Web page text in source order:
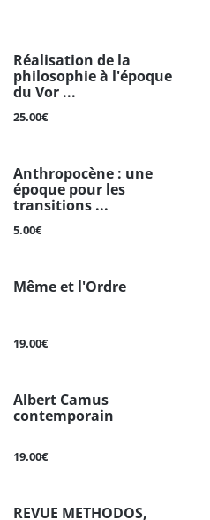
Réalisation de la
philosophie à l'époque
du Vor ...
25.00€
Anthropocène : une
époque pour les
transitions ...
5.00€
Même et l'Ordre
19.00€
Albert Camus
contemporain
19.00€
REVUE METHODOS,